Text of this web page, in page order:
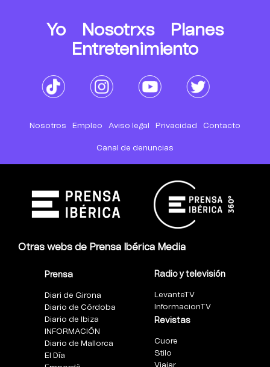
Yo Nosotrxs
Planes
Entretenimiento
Nosotros Empleo Aviso legal Privacidad Contacto
Canal de denuncias
Otras webs de Prensa Ibérica Media
Prensa
Diari de Girona
Diario de Córdoba
Diario de Ibiza
INFORMACIÓN
Diario de Mallorca
El Día
Radio y televisión
LevanteTV
InformacionTV
Revistas
Cuore
Stilo